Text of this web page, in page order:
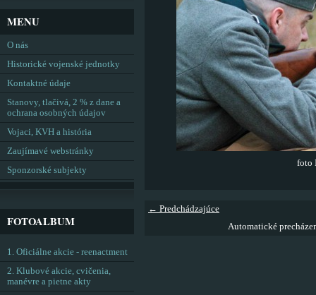
foto
← Predchádzajúce
Automatické
MENU
O nás
Historické vojenské jednotky
Kontaktné údaje
Stanovy, tlačivá, 2 % z dane a
ochrana osobných údajov
Vojaci, KVH a história
Zaujímavé webstránky
Sponzorské subjekty
FOTOALBUM
1. Oficiálne akcie - reenactment
2. Klubové akcie, cvičenia,
manévre a pietne akty